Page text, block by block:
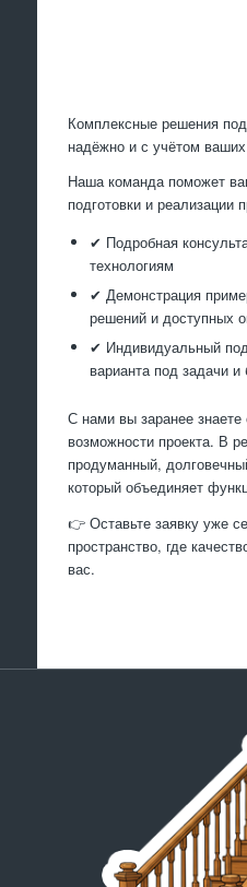
Комплексные решения
надёжно и с учётом
Наша команда поможет
подготовки и реализации
✔ Подробная
технологиям
✔ Демонстрация
решений и доступных
✔ Индивидуальный
варианта под задачи
С нами вы заранее знаете
возможности проекта. В
продуманный,
который объединяет
👉 Оставьте заявку уже
пространство, где
вас.